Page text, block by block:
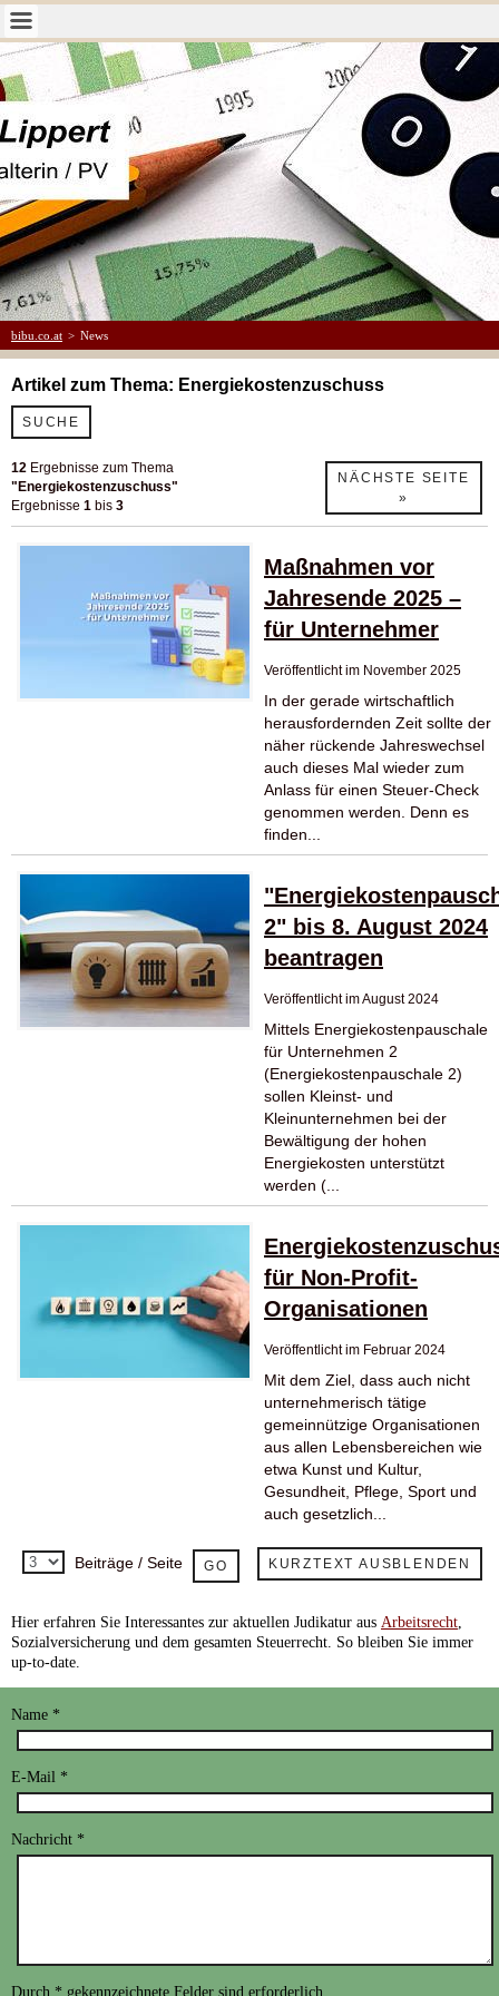
bibu.co.at > News
Artikel zum Thema: Energiekostenzuschuss
SUCHE
12 Ergebnisse zum Thema
"Energiekostenzuschuss"
Ergebnisse 1 bis 3
NÄCHSTE SEITE
»
Maßnahmen vor
Jahresende 2025 –
für Unternehmer
Veröffentlicht im November 2025
In der gerade wirtschaftlich
herausfordernden Zeit sollte der
näher rückende Jahreswechsel
auch dieses Mal wieder zum
Anlass für einen Steuer-Check
genommen werden. Denn es
finden...
2" bis 8. August 2024
beantragen
Veröffentlicht im August 2024
Mittels Energiekostenpauschale
für Unternehmen 2
(Energiekostenpauschale 2)
sollen Kleinst- und
Kleinunternehmen bei der
Bewältigung der hohen
Energiekosten unterstützt
werden (...
für Non-Profit-
Organisationen
Veröffentlicht im Februar 2024
Mit dem Ziel, dass auch nicht
unternehmerisch tätige
gemeinnützige Organisationen
aus allen Lebensbereichen wie
etwa Kunst und Kultur,
Gesundheit, Pflege, Sport und
auch gesetzlich...
Beiträge / Seite KURZTEXT AUSBLENDEN
Hier erfahren Sie Interessantes zur aktuellen Judikatur aus Arbeitsrecht,
Sozialversicherung und dem gesamten Steuerrecht. So bleiben Sie immer
up-to-date.
Name *
E-Mail *
Nachricht *
Durch * gekennzeichnete Felder sind erforderlich.